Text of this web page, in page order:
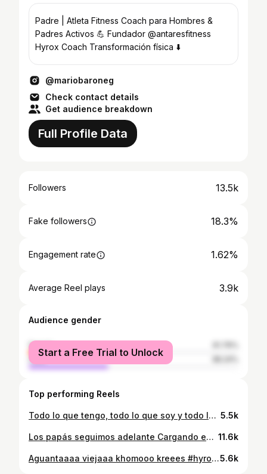
Padre | Atleta Fitness Coach para Hombres &
Padres Activos 💪 Fundador @antaresfitness
Hyrox Coach Transformación física ⬇️
@mariobaroneg
Check contact details
Get audience breakdown
Full Profile Data
Followers 13.5k
Fake followers 18.3%
Engagement rate 1.62%
Average Reel plays 3.9k
Audience gender
female
male
Start a Free Trial to Unlock
Top performing Reels
Todo lo que tengo, todo lo que soy y todo lo que seré.. Es completamente tuyo. - Franco Barone 5.5k
Los papás seguimos adelante Cargando estrés y caminando constantemente al borde del agotamiento. Hasta que un día simplemente.. Colapsamos. Y es en ese momento cuando las personas a nuestro alrededor recién se dan cuenta. Pero ya pasaron por alto todas las señales. Primera etapa: Menos tolerancia. Cosas pequeñas empiezan a molestarnos más de la cuenta. No es simplemente “mal humor”, es fatiga emocional. Segunda etapa: Aislamiento. Nos desconectamos, hablamos poco, buscamos estar solos. Perdemos momentos felices que antes disfrutábamos con nuestros hijos. Tercera etapa: Síntomas físicos. Migrañas, dolor de espalda, insomnio, resfriados interminables. Nuestro cuerpo empieza a reflejar lo que nuestra mente ya no puede sostener. Cuarta etapa: Pérdida de motivación. Todo nos pesa. El trabajo, la familia, la vida… Todo se siente igual de vacío. Quinta etapa: Te Cierras. Dejamos de reír, de jugar, de soñar. La ansiedad y la depresión se apoderan si no hacemos algo. Si leyendo esto sientes que estás en alguna de estas etapas. Es momento de actuar. Nadie vendrá a salvarte. Tú eres el único que puede hacerlo. Mis dos mejores consejos: 1. Habla con tu familia antes de que sea tarde. Comparte lo que cargas y encuentren juntos una forma de aligerarlo. 2. Vuelve a entrenar. Aunque sea lo primero que suelas dejar de lado, moverte es lo que más necesitas ahora. No lo dejes. Cuento contigo papá! #dad #dadhours #family #saludmental #mentalhealth #parenthood 11.6k
Aguantaaaa viejaaa khomooo kreees #hyrox #hyroxmx #cdmx #hyroxtraining #hyroxworld #fitness #dad #running5.6k